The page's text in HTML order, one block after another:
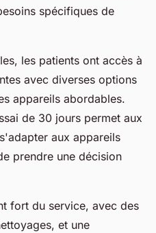
spécifiques de
les patients ont accès à
avec diverses options
appareils abordables.
de 30 jours permet aux
aux appareils
prendre une décision
fort du service, avec des
et une